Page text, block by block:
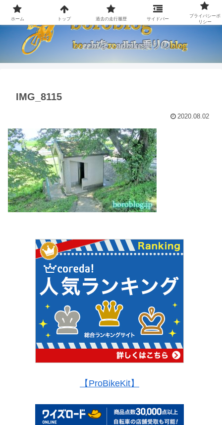
IMG_8115
2020.08.02
【ProBikeKit】
ホーム トップ 過去の走行履歴 サイドバー
プライバシーポ
リシー